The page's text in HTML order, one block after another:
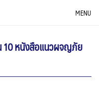
MENU
10 หนังสือแนวผจญภัย